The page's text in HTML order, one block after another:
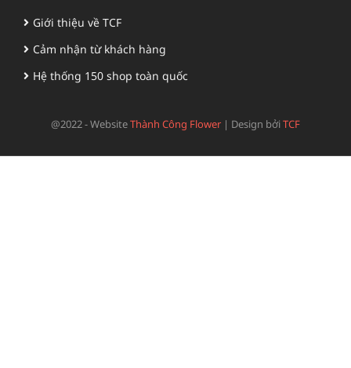
Giới thiệu về TCF
Cảm nhận từ khách hàng
Hệ thống 150 shop toàn quốc
@2022 - WebsiteThành Công Flower | Design bởiTCF